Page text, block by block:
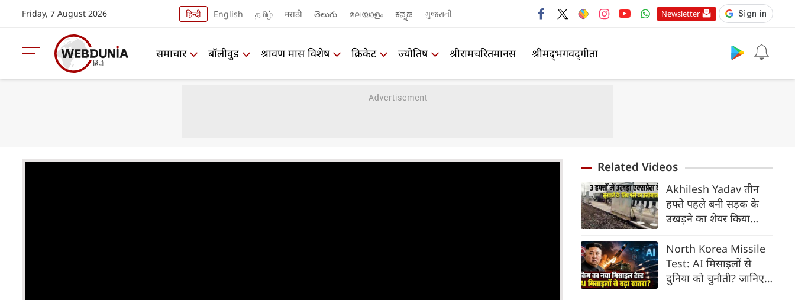
Friday, 7 August 2026 हिन्दी English தமிழ் मराठी తెలుగు മലയാളം ಕನ್ನಡ ગુજરાતી Newsletter
समाचार बॉलीवुड श्रावण मास विशेष क्रिकेट ज्योतिष श्रीरामचरितमानस श्रीमद्‍भगवद्‍गीता
Related Videos
Akhilesh Yadav तीन
हफ्ते पहले बनी सड़क के
उखड़ने का शेयर किया
तरक्की की हवा
North Korea Missile
Test: AI मिसाइलों से
दुनिया को चुनौती? जानिए